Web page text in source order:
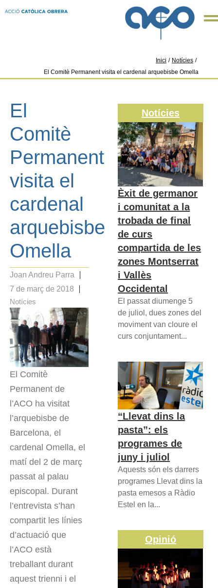
Inici / Notícies /
El Comitè Permanent visita el cardenal arquebisbe Omella
El
Comitè
Permanent
visita el
cardenal
arquebisbe
Omella
Joan Andreu Parra
7 de març de 2018
Notícies
El Comitè
Permanent de
l’ACO ha visitat
l’arquebisbe de
Barcelona, el
cardenal Omella, el
matí del 2 de març
passat al palau
episcopal. Durant
l’entrevista s’han
compartit les línies
d’actuació que
l’ACO està
treballant durant
aquest trienni i el
Notícies
Èxit de germanor
i comunitat a la
trobada de final
de curs
compartida de les
zones Montserrat
i Vallès
Occidental
El passat diumenge 5
de juliol, dues zones del
moviment van cloure el
curs conjuntament...
“Llevat dins la
pasta”: els
programes de
juny i juliol
Aquests són els darrers
programes Llevat dins la
pasta emesos a Ràdio
Estel en la...
Opinió